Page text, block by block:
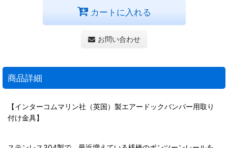
カートに入れる
お問い合わせ
商品詳細
【インターコムマリン社（英国）製エアードックバンパー用取り
付け金具】